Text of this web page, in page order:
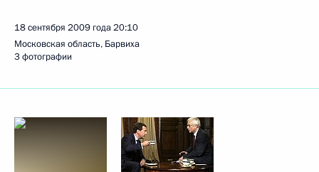
18 сентября 2009 года20:10
Московская область, Барвиха
3 фотографии